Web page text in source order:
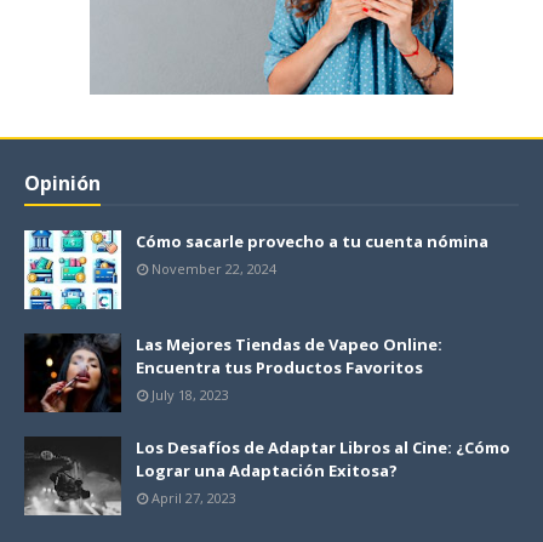
Opinión
Cómo sacarle provecho a tu cuenta nómina
November 22, 2024
Las Mejores Tiendas de Vapeo Online:
Encuentra tus Productos Favoritos
July 18, 2023
Los Desafíos de Adaptar Libros al Cine: ¿Cómo
Lograr una Adaptación Exitosa?
April 27, 2023